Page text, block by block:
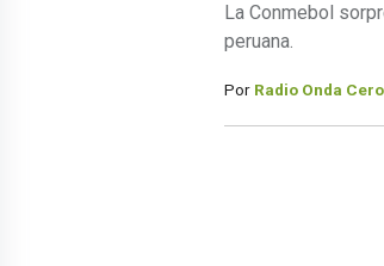
La Conmebol
peruana.
Por Radio Onda Cero